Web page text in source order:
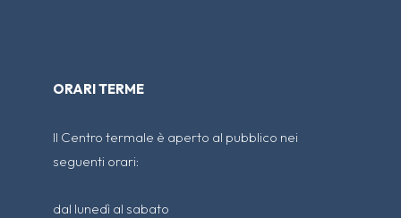
ORARI TERME
Il Centro termale è aperto al pubblico nei
seguenti orari:
dal lunedì al sabato